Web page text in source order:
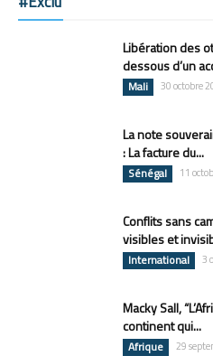
Libération des
dessous d’un
Mali 30 octobre
La note
: La facture du...
Sénégal 11
Conflits sans
visibles et
International 3
Macky Sall,
continent qui...
Afrique 29